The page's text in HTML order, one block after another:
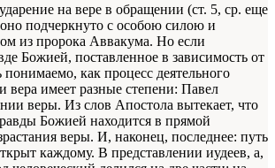
на вере в обращении (ст. 5, ср. еще
подчеркнуто с особою силою и
из пророка Аввакума. Но если
Божией, поставленное в зависимость от
как процесс деятельного
вера имеет разные степени: Павел
веры. Из слов Апостола вытекает, что
Божией находится в прямой
веры. И, наконец, последнее: путь
каждому. В представлении иудеев, а,